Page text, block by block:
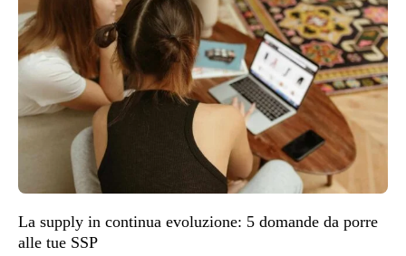
La supply in continua evoluzione: 5 domande da porre
alle tue SSP